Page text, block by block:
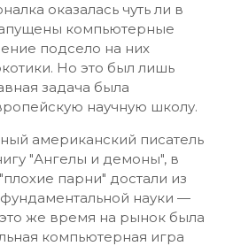
оказалась чуть ли в
компьютерные
подсело на них
Но это был лишь
задача была
научную школу.
американский писатель
"Ангелы и демоны", в
парни" достали из
науки —
же время на рынок была
компьютерная игра